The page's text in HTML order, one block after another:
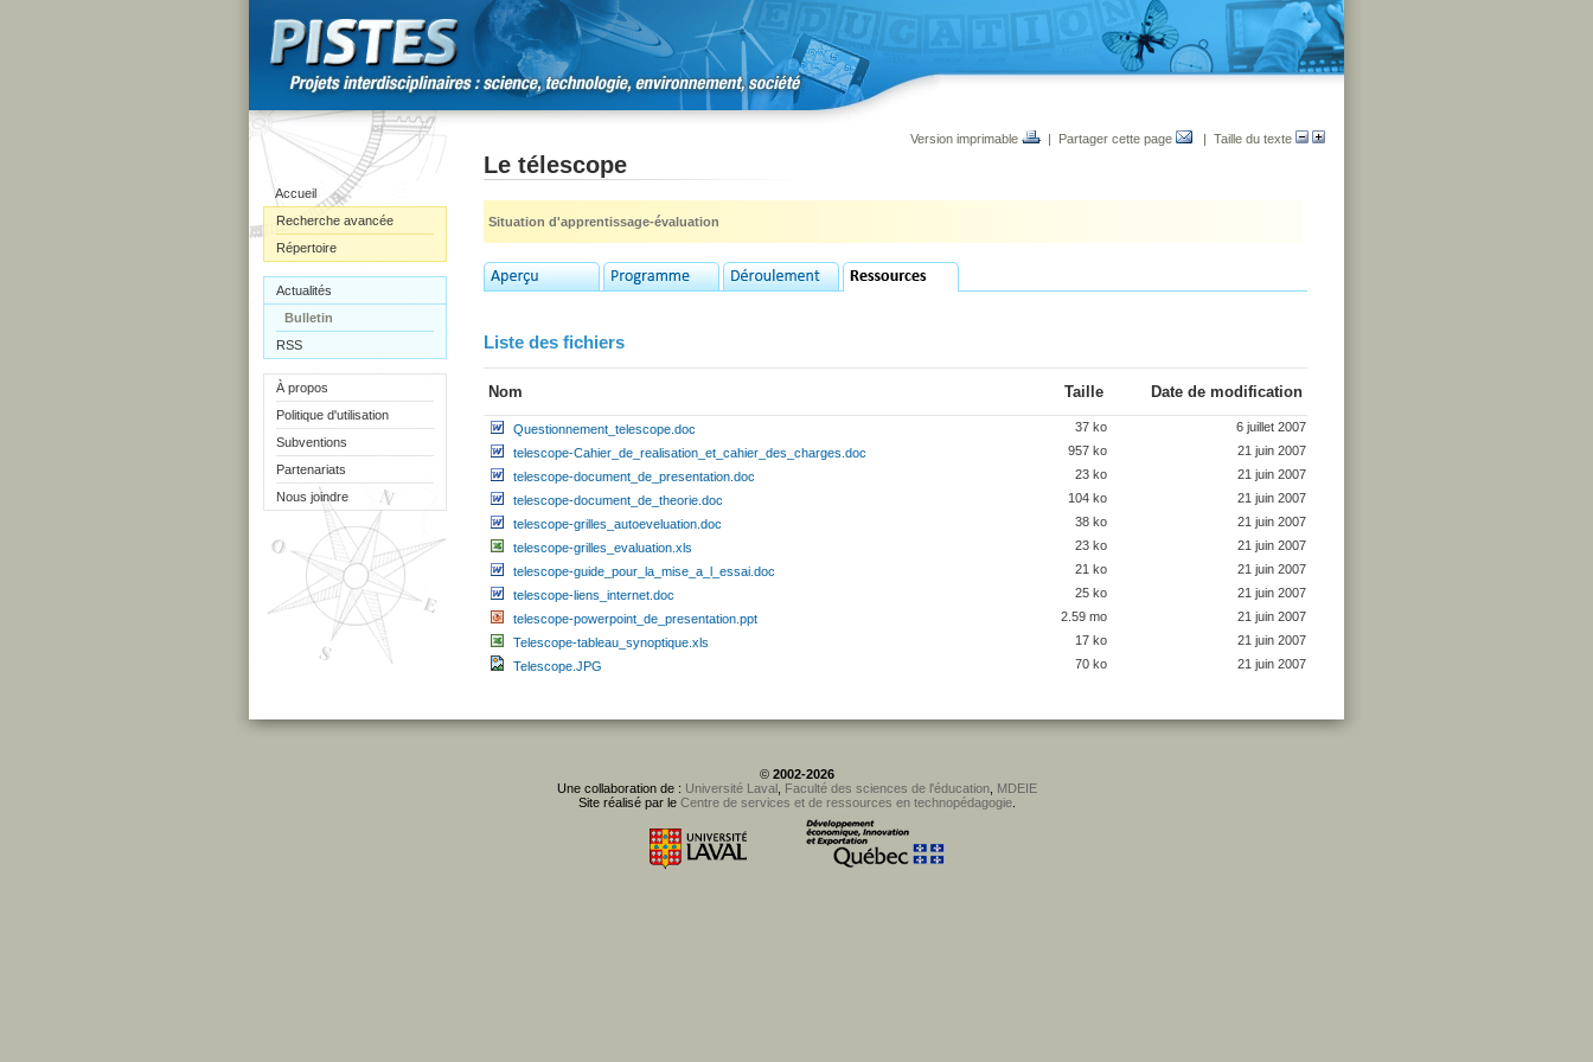
Accueil
Recherche avancée
Répertoire
Actualités
Bulletin
RSS
À propos
Politique d'utilisation
Subventions
Partenariats
Nous joindre
Version imprimable | Partager cette page | Taille du texte
Le télescope
Situation d'apprentissage-évaluation
Liste des fichiers
Nom Taille Date de modification
Questionnement_telescope.doc 37 ko
6 juillet 2007
telescope-Cahier_de_realisation_et_cahier_des_charges.doc
957 ko
21 juin 2007
telescope-document_de_presentation.doc
23 ko
21 juin 2007
telescope-document_de_theorie.doc
104 ko
21 juin 2007
telescope-grilles_autoeveluation.doc
38 ko
21 juin 2007
telescope-grilles_evaluation.xls
23 ko
21 juin 2007
telescope-guide_pour_la_mise_a_l_essai.doc
21 ko
21 juin 2007
telescope-liens_internet.doc
25 ko
21 juin 2007
telescope-powerpoint_de_presentation.ppt
2.59 mo
21 juin 2007
Telescope-tableau_synoptique.xls
17 ko
21 juin 2007
Telescope.JPG
70 ko 21 juin 2007
© 2002-2026
Une collaboration de : Université Laval, Faculté des sciences de l'éducation, MDEIE
Site réalisé par le Centre de services et de ressources en technopédagogie.